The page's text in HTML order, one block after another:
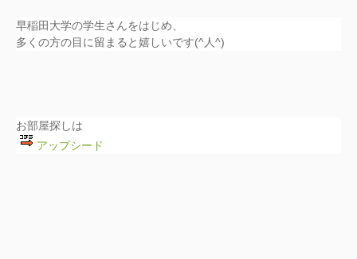
早稲田大学の学生さんをはじめ、
多くの方の目に留まると嬉しいです(^人^)
お部屋探しは
アップシード